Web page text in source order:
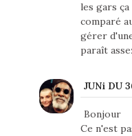
les gars
comparé
gérer
paraît
JUNi DU
Bonjour
Ce n'est